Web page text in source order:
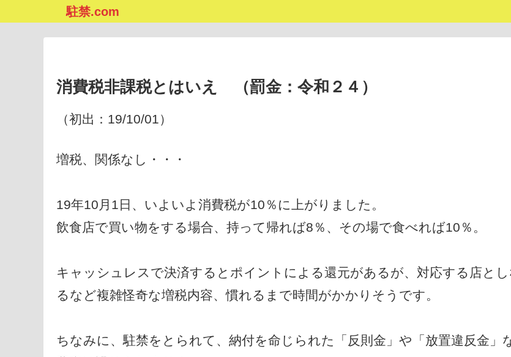
駐禁.com
消費税非課税とはいえ （罰金：令和２４）
（初出：19/10/01）
増税、関係なし・・・
19年10月1日、いよいよ消費税が10％に上がりました。
飲食店で買い物をする場合、持って帰れば8％、その場で食べれば10％。
キャッシュレスで決済するとポイントによる還元があるが、対応する店と
るなど複雑怪奇な増税内容、慣れるまで時間がかかりそうです。
ちなみに、駐禁をとられて、納付を命じられた「反則金」や「放置違反金」